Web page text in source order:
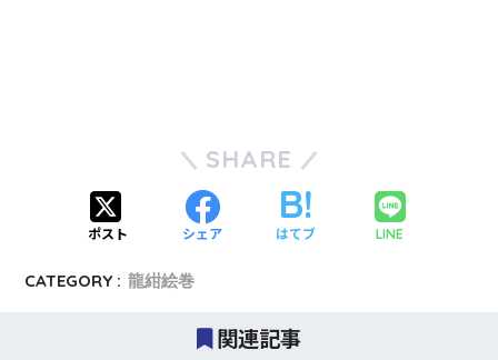
SHARE
ポスト シェア はてブ LINE
CATEGORY : 龍紺絵巻
関連記事